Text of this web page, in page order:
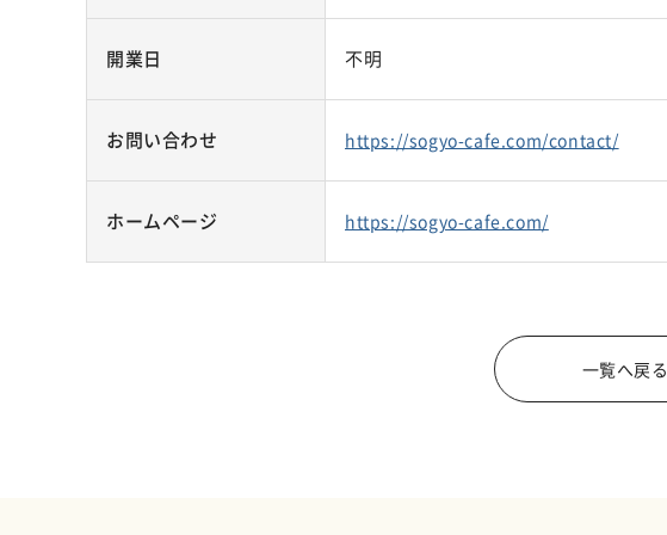
開業日 不明
お問い合わせ https://sogyo-cafe.com/contact/
ホームページ https://sogyo-cafe.com/
一覧へ戻る